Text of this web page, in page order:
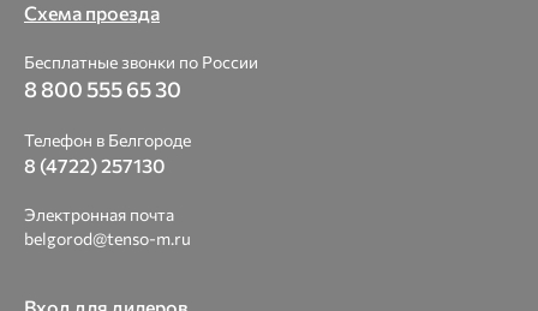
Схема проезда
Бесплатные звонки по России
8 800 555 65 30
Телефон в Белгороде
8 (4722) 257130
Электронная почта
belgorod@tenso-m.ru